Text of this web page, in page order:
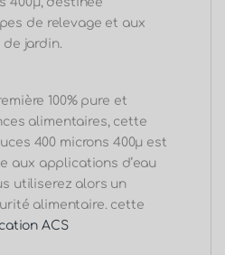
de relevage et aux
de jardin.
100%pure et
alimentaires, cette
400 microns 400μ est
aux applications d’eau
utiliserez alors un
alimentaire. cette
ACS